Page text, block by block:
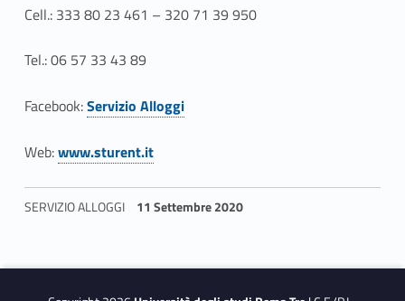
Cell.: 333 80 23 461 – 320 71 39 950
Tel.: 06 57 33 43 89
Facebook:
Link identifier #identifier__15177-2
Servizio Alloggi
Web:www.sturent.it
SERVIZIO ALLOGGI 11 Settembre 2020